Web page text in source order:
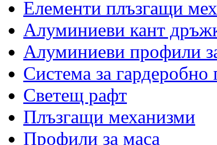
Елементи плъзгащи
Алуминиеви кант
Алуминиеви профили
Система за
Светещ рафт
Плъзгащи механизми
Профили за маса